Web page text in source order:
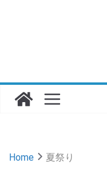
Home 夏祭り